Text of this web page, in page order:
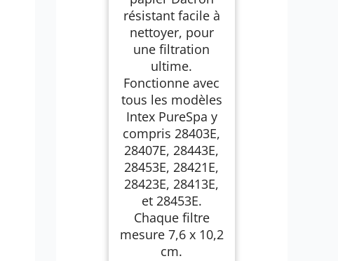
résistant facile à
nettoyer, pour
une filtration
ultime.
Fonctionne avec
tous les modèles
Intex PureSpa y
compris 28403E,
28407E, 28443E,
28453E, 28421E,
28423E, 28413E,
et 28453E.
Chaque filtre
mesure 7,6 x 10,2
cm.